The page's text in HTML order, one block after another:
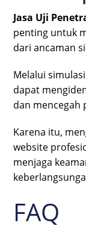
Jasa Uji
penting untuk
dari ancaman
Melalui
dapat
dan mencegah
Karena itu,
website
menjaga
FAQ